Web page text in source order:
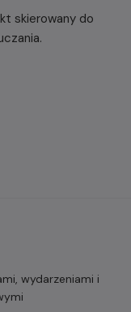
skierowany do
wydarzeniami i